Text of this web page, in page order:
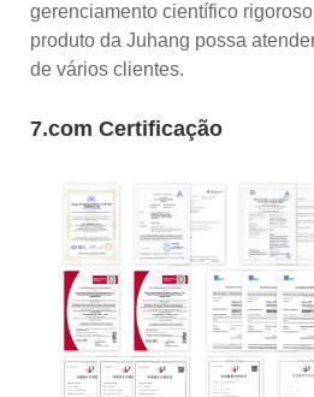
gerenciamento científico
produto da Juhang possa
de vários clientes.
7.com Certificação